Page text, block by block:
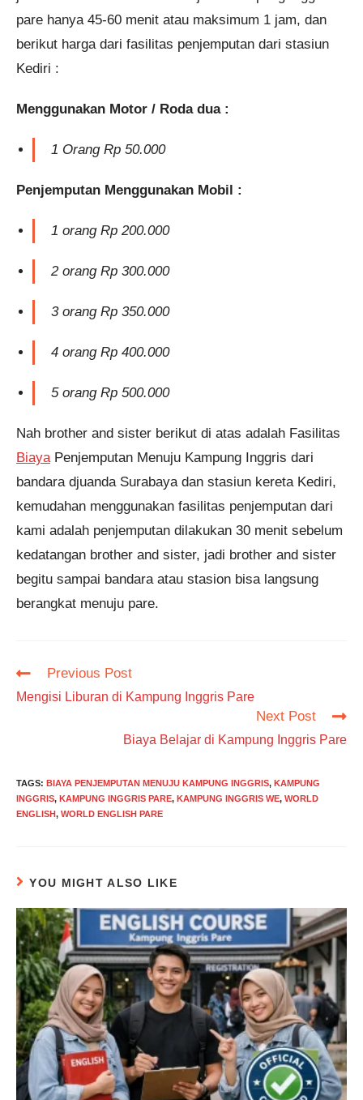
pare hanya 45-60 menit atau maksimum 1 jam, dan
berikut harga dari fasilitas penjemputan dari stasiun
Kediri :
Menggunakan Motor / Roda dua :
1 Orang Rp 50.000
Penjemputan Menggunakan Mobil :
1 orang Rp 200.000
2 orang Rp 300.000
3 orang Rp 350.000
4 orang Rp 400.000
5 orang Rp 500.000
Nah brother and sister berikut di atas adalah Fasilitas
BiayaPenjemputan Menuju Kampung Inggris dari
bandara djuanda Surabaya dan stasiun kereta Kediri,
kemudahan menggunakan fasilitas penjemputan dari
kami adalah penjemputan dilakukan 30 menit sebelum
kedatangan brother and sister, jadi brother and sister
begitu sampai bandara atau stasion bisa langsung
berangkat menuju pare.
Read
articles
Previous Post
Mengisi Liburan di Kampung Inggris Pare
Next Post
Biaya Belajar di Kampung Inggris Pare
TAGS: BIAYA PENJEMPUTAN MENUJU KAMPUNG INGGRIS, KAMPUNG
INGGRIS, KAMPUNG INGGRIS PARE, KAMPUNG INGGRIS WE, WORLD
ENGLISH, WORLD ENGLISH PARE
YOU MIGHT ALSO LIKE